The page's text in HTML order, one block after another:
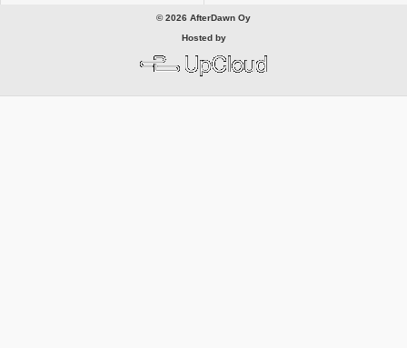
© 2026 AfterDawn Oy
Hosted by